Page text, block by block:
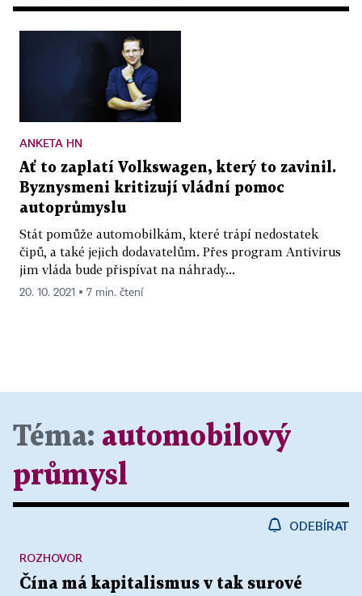
ANKETA HN
Ať to zaplatí Volkswagen, který to zavinil.
Byznysmeni kritizují vládní pomoc
autoprůmyslu
Stát pomůže automobilkám, které trápí nedostatek
čipů, a také jejich dodavatelům. Přes program Antivirus
jim vláda bude přispívat na náhrady...
20. 10. 2021 ▪ 7 min. čtení
Téma: automobilový
průmysl
ODEBÍRAT
Čína má kapitalismus v tak surové
ROZHOVOR